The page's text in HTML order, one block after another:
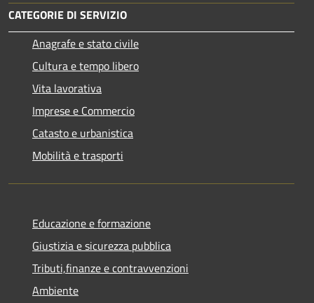
CATEGORIE DI SERVIZIO
Anagrafe e stato civile
Cultura e tempo libero
Vita lavorativa
Imprese e Commercio
Catasto e urbanistica
Mobilità e trasporti
Educazione e formazione
Giustizia e sicurezza pubblica
Tributi,finanze e contravvenzioni
Ambiente